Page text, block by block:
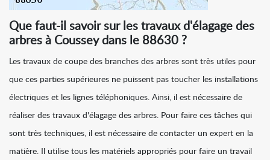
Que faut-il savoir sur les travaux d'élagage des
arbres à Coussey dans le 88630 ?
Les travaux de coupe des branches des arbres sont très utiles pour
que ces parties supérieures ne puissent pas toucher les installations
électriques et les lignes téléphoniques. Ainsi, il est nécessaire de
réaliser des travaux d'élagage des arbres. Pour faire ces tâches qui
sont très techniques, il est nécessaire de contacter un expert en la
matière. Il utilise tous les matériels appropriés pour faire un travail